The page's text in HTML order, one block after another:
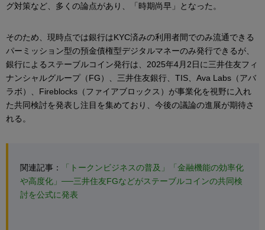
グ対策など、多くの論点があり、「時期尚早」となった。
そのため、現時点では銀行はKYC済みの利用者間でのみ流通できる
パーミッション型の預金債権型デジタルマネーのみ発行できるが、
銀行によるステーブルコイン発行は、2025年4月2日に三井住友フィ
ナンシャルグループ（FG）、三井住友銀行、TIS、Ava Labs（アバ
ラボ）、Fireblocks（ファイアブロックス）が事業化を視野に入れ
た共同検討を発表し注目を集めており、今後の議論の進展が期待さ
れる。
関連記事：
「トークンビジネスの普及」「金融機能の効率化
や高度化」──三井住友FGなどがステーブルコインの共同検
討を公式に発表